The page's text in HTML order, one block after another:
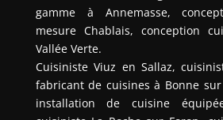
gamme à Annemasse,
mesure Chablais, conception
Vallée Verte.
Cuisiniste Viuz en Sallaz,
fabricant de cuisines à Bonne
installation de cuisine